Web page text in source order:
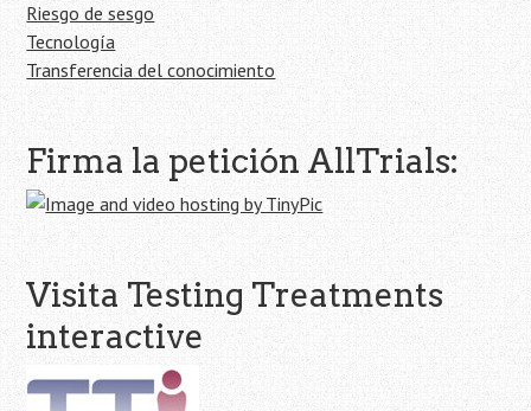
Riesgo de sesgo
Tecnología
Transferencia del conocimiento
Firma la petición AllTrials:
Visita Testing Treatments
interactive